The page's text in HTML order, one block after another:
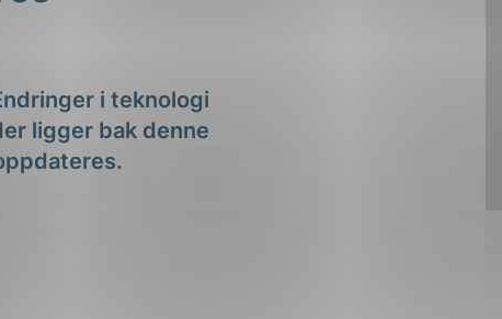
i teknologi
ligger bak denne